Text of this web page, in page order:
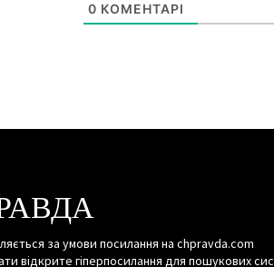
0 КОМЕНТАРІ
за умови посилання на chpravda.com
відкрите гіперпосилання для пошукових